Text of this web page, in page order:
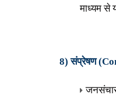
माध्यम से
8) संप्रेषण (